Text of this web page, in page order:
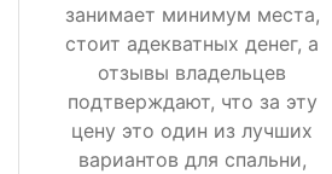
занимает минимум места,
стоит адекватных денег, а
отзывы владельцев
подтверждают, что за эту
цену это один из лучших
вариантов для спальни,